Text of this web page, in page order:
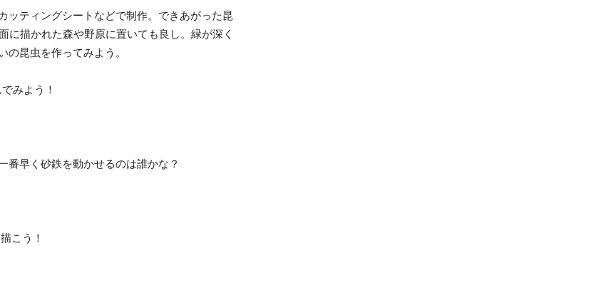
ッティングシートなどで制作。できあがった昆
に描かれた森や野原に置いても良し。緑が深く
昆虫を作ってみよう。
みよう！
番早く砂鉄を動かせるのは誰かな？
こう！